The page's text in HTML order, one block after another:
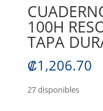
100H
TAPA
₡1,206.70
27 disponibles